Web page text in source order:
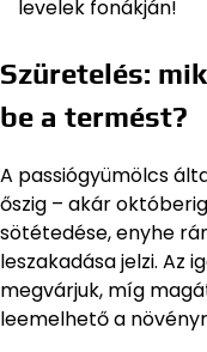
levelek fonákján!
Szüretelés:
be a termést?
A passiógyümölcs
őszig – akár
sötétedése, enyhe
leszakadása jelzi. Az
megvárjuk, míg
leemelhető a